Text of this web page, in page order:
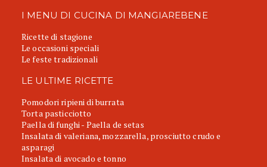
I MENU DI CUCINA DI MANGIAREBENE
Ricette di stagione
Le occasioni speciali
Le feste tradizionali
LE ULTIME RICETTE
Pomodori ripieni di burrata
Torta pasticciotto
Paella di funghi - Paella de setas
Insalata di valeriana, mozzarella, prosciutto crudo e
asparagi
Insalata di avocado e tonno